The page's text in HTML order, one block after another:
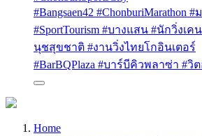
#Bangsaen42 #ChonburiMarathon
#SportTourism #บางแสน #นักวิ่งเ
นุชสุขชาติ #งานวิ่งไทยโกอินเตอร์
#BarBQPlaza #บาร์บีคิวพลาซ่า #วิ
Home